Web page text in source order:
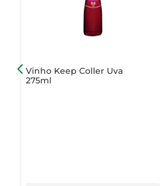
Vinho Keep Coller Uva
275ml